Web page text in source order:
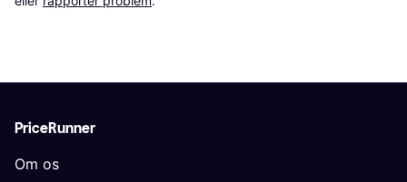
PriceRunner
Om os